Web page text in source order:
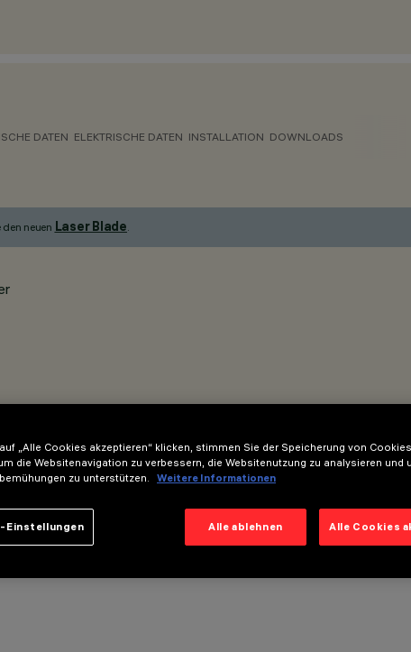
DATEN ELEKTRISCHE DATEN INSTALLATION DOWNLOADS
neuen Laser Blade.
„Alle Cookies akzeptieren“ klicken, stimmen Sie der Speicherung von
die Websitenavigation zu verbessern, die Websitenutzung zu analysieren und
zu unterstützen.
Weitere Informationen
Alle ablehnen Alle Cookies
Einstellungen